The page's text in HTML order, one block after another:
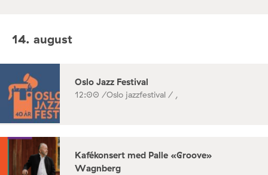
14. august
Oslo Jazz Festival
12:00 /Oslo jazzfestival / ,
Kafékonsert med Palle «Groove»
Wagnberg